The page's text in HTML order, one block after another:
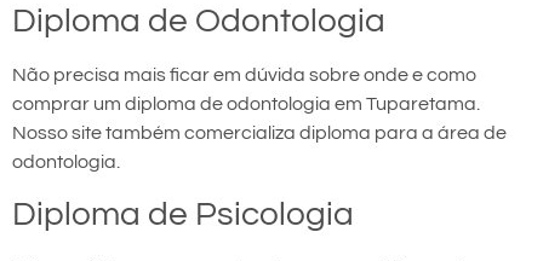
Diploma de Odontologia
Não precisa mais ficar em dúvida sobre onde e como
comprar um diploma de odontologia em Tuparetama.
Nosso site também comercializa diploma para a área de
odontologia.
Diploma de Psicologia